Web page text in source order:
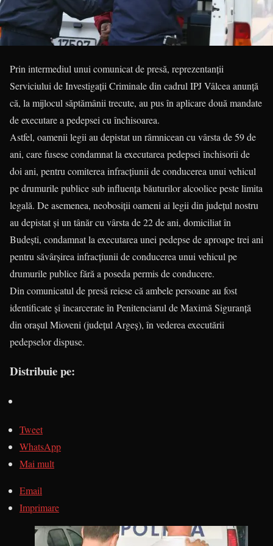
Prin intermediul unui comunicat de presă, reprezentanții
Serviciului de Investigații Crimi­nale din cadrul IPJ Vâlcea anunță
că, la mijlocul săptămânii trecute, au pus în aplicare două mandate
de executare a pedepsei cu închi­soarea.
Astfel, oamenii legii au depistat un râmnicean cu vârsta de 59 de
ani, care fusese condamnat la executarea pedepsei închisorii de
doi ani, pentru comiterea infracţiunii de conducerea unui vehicul
pe drumurile publice sub influenţa băuturilor alcoolice peste limita
legală. De asemenea, neobosiții oameni ai legii din județul nostru
au depistat și un tânăr cu vârsta de 22 de ani, domiciliat în
Budești, condamnat la executarea unei pedepse de aproape trei ani
pentru săvârşirea infracţiunii de conducerea unui vehicul pe
drumurile publice fără a poseda permis de conducere.
Din comunicatul de presă reiese că ambele persoane au fost
identificate şi încarcerate în Penitenciarul de Maximă Siguranţă
din orașul Mioveni (județul Argeș), în vederea executării
pedepselor dispuse.
Distribuie pe:
Tweet
WhatsApp
Mai mult
Email
Imprimare